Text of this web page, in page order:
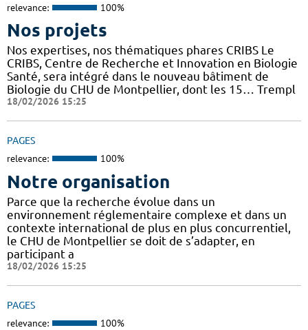
relevance: 100%
Nos projets
Nos expertises, nos thématiques phares CRIBS Le
CRIBS, Centre de Recherche et Innovation en Biologie
Santé, sera intégré dans le nouveau bâtiment de
Biologie du CHU de Montpellier, dont les 15… Trempl
18/02/2026 15:25
PAGES
relevance: 100%
Notre organisation
Parce que la recherche évolue dans un
environnement réglementaire complexe et dans un
contexte international de plus en plus concurrentiel,
le CHU de Montpellier se doit de s’adapter, en
participant a
18/02/2026 15:25
PAGES
relevance: 100%